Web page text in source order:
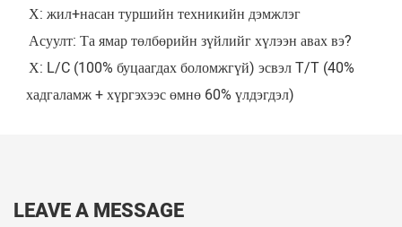
Х: жил+насан туршийн техникийн дэмжлэг
Асуулт: Та ямар төлбөрийн зүйлийг хүлээн авах вэ?
Х: L/C (100% буцаагдах боломжгүй) эсвэл T/T (40%
хадгаламж + хүргэхээс өмнө 60% үлдэгдэл)
LEAVE A MESSAGE